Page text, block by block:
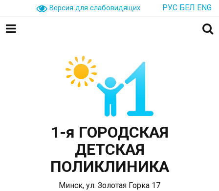
Версия для слабовидящих РУС БЕЛ ENG
1-я ГОРОДСКАЯ
ДЕТСКАЯ
ПОЛИКЛИНИКА
Минск, ул. Золотая Горка 17